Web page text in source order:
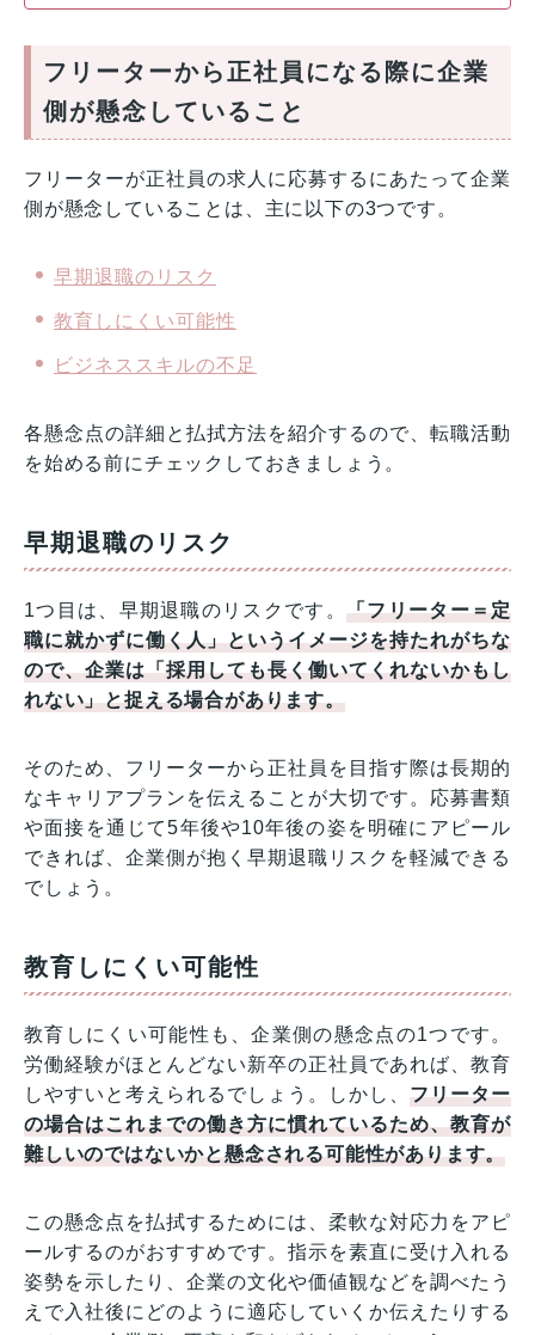
フリーターから正社員になる際に企業
側が懸念していること
フリーターが正社員の求人に応募するにあたって企業
側が懸念していることは、主に以下の3つです。
早期退職のリスク
教育しにくい可能性
ビジネススキルの不足
各懸念点の詳細と払拭方法を紹介するので、転職活動
を始める前にチェックしておきましょう。
早期退職のリスク
1つ目は、早期退職のリスクです。 「フリーター＝定
職に就かずに働く人」というイメージを持たれがちな
ので、企業は「採用しても長く働いてくれないかもし
れない」と捉える場合があります。
そのため、フリーターから正社員を目指す際は長期的
なキャリアプランを伝えることが大切です。応募書類
や面接を通じて5年後や10年後の姿を明確にアピール
できれば、企業側が抱く早期退職リスクを軽減できる
でしょう。
教育しにくい可能性
教育しにくい可能性も、企業側の懸念点の1つです。
労働経験がほとんどない新卒の正社員であれば、教育
しやすいと考えられるでしょう。しかし、フリーター
の場合はこれまでの働き方に慣れているため、教育が
難しいのではないかと懸念される可能性があります。
この懸念点を払拭するためには、柔軟な対応力をアピ
ールするのがおすすめです。指示を素直に受け入れる
姿勢を示したり、企業の文化や価値観などを調べたう
えで入社後にどのように適応していくか伝えたりする